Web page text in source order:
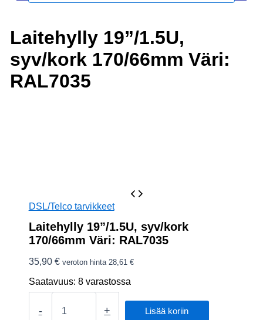
Laitehylly 19”/1.5U,
syv/kork 170/66mm Väri:
RAL7035
DSL/Telco tarvikkeet
Laitehylly 19”/1.5U, syv/kork
170/66mm Väri: RAL7035
35,90 € veroton hinta 28,61 €
Saatavuus: 8 varastossa
-
Laitehylly
19''/1.5U,
+ Lisää koriin